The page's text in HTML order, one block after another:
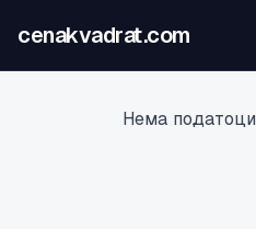
cenakvadrat.com
Нема податоци